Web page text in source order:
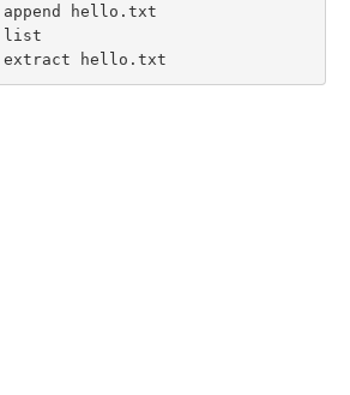
hello.txt
list